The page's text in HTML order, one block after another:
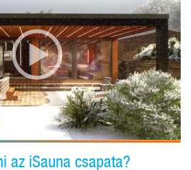
az iSauna csapata?